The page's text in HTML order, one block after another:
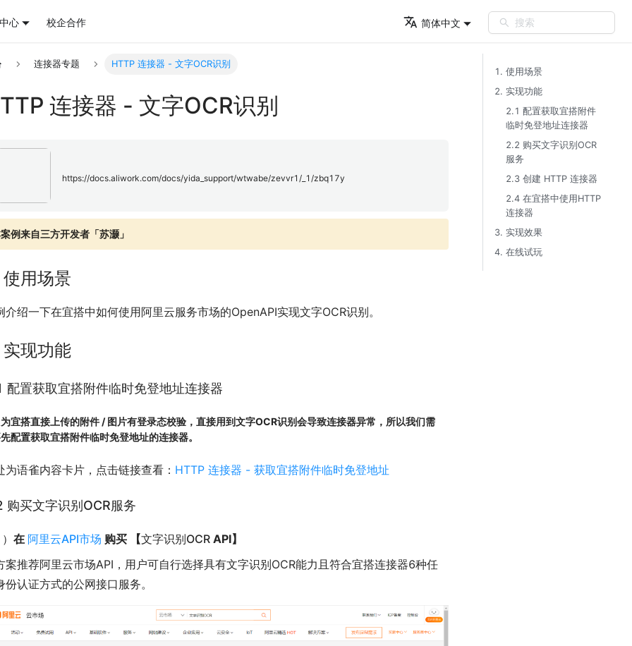
心 校企合作 简体中文 搜索
连接器专题 HTTP 连接器 - 文字OCR识别
连接器 - 文字OCR识别
https://docs.aliwork.com/docs/yida_support/wtwabe/zevvr1/_1/zbq17y
例来自三方开发者「苏灏」
用场景
介绍一下在宜搭中如何使用阿里云服务市场的OpenAPI实现文字OCR识别。
现功能
配置获取宜搭附件临时免登地址连接器
宜搭直接上传的附件 / 图片有登录态校验，直接用到文字OCR识别会导致连接器异常，所以我们需
配置获取宜搭附件临时免登地址的连接器。
为语雀内容卡片，点击链接查看： HTTP 连接器 - 获取宜搭附件临时免登地址
购买文字识别OCR服务
在 阿里云API市场 购买 【文字识别OCR API】
案推荐阿里云市场API，用户可自行选择具有文字识别OCR能力且符合宜搭连接器6种任
份认证方式的公网接口服务。
1. 使用场景​
2. 实现功能​
2.1 配置获取宜搭附件
临时免登地址连接器​
2.2 购买文字识别OCR
服务​
2.3 创建 HTTP 连接器​
2.4 在宜搭中使用HTTP
连接器​
3. 实现效果​
4. 在线试玩​